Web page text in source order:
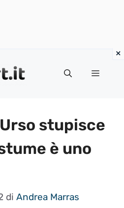
MENU
stupisce
è uno
di Andrea Marras